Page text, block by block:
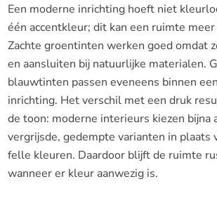
Een moderne inrichting hoeft niet
één accentkleur; dit kan een ruimte
Zachte groentinten werken goed omdat
en aansluiten bij natuurlijke materialen.
blauwtinten passen eveneens binnen
inrichting. Het verschil met een druk
de toon: moderne interieurs kiezen bijna
vergrijsde, gedempte varianten in plaats
felle kleuren. Daardoor blijft de ruimte
wanneer er kleur aanwezig is.